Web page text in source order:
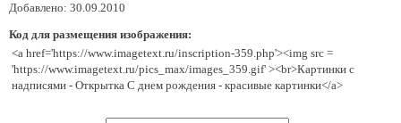
Добавлено: 30.09.2010
Код для размещения изображения:
<a href='https://www.imagetext.ru/inscription-359.php'><img src =
'https://www.imagetext.ru/pics_max/images_359.gif' ><br>Картинки с
надписями - Открытка С днем рождения - красивые картинки</a>